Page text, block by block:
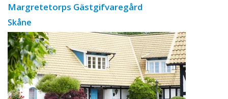
Margretetorps Gästgifvaregård
Skåne